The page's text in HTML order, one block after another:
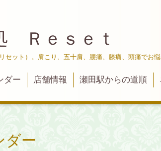
Ｒｅｓｅｔ
ット）。肩こり、五十肩、腰痛、膝痛、頭痛でお悩
ダー 店舗情報 瀬田駅からの道順
ダー